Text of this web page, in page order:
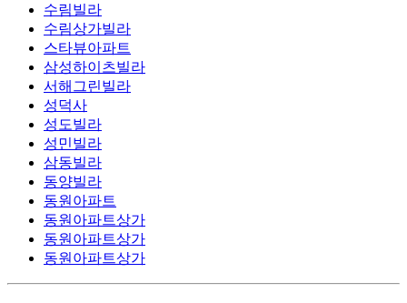
수림빌라
수림상가빌라
스타뷰아파트
삼성하이츠빌라
서해그린빌라
성덕사
성도빌라
성민빌라
삼동빌라
동양빌라
동원아파트
동원아파트상가
동원아파트상가
동원아파트상가